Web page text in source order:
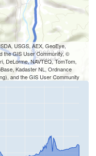
USGS, AEX, GeoEye,
the GIS User Community, ©
DeLorme, NAVTEQ, TomTom,
Kadaster NL, Ordnance
and the GIS User Community